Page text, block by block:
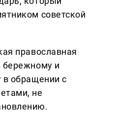
советской
православная
бережному и
в обращении с
не